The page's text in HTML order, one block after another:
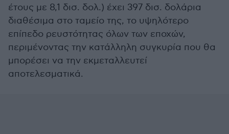
έτους με 8,1 δισ. δολ.) έχει 397 δισ. δολάρια
διαθέσιμα στο ταμείο της, το υψηλότερο
επίπεδο ρευστότητας όλων των εποχών,
περιμένοντας την κατάλληλη συγκυρία που θα
μπορέσει να την εκμεταλλευτεί
αποτελεσματικά.